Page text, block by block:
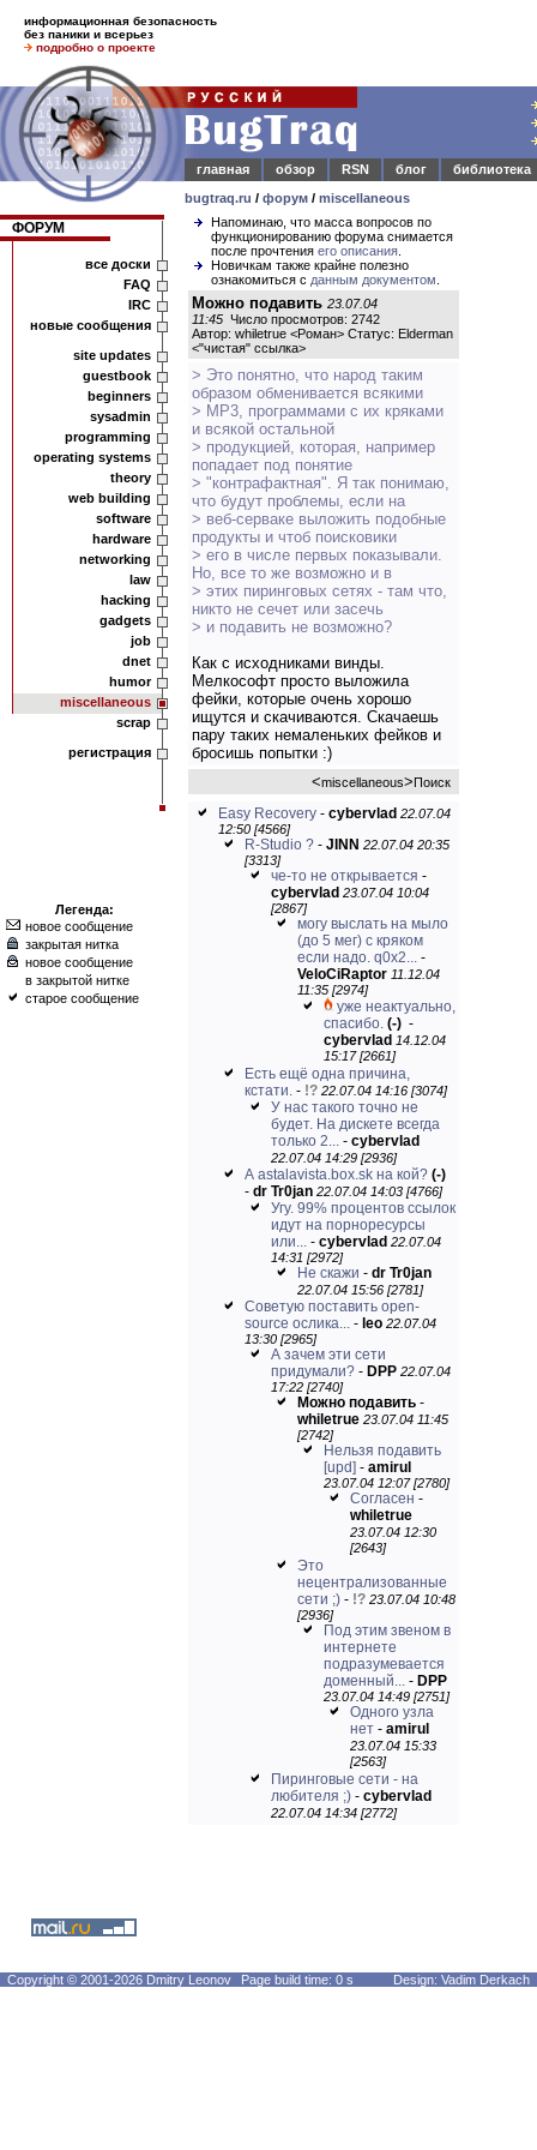
информационная безопасность
без паники и всерьез
подробно о проекте
главная обзор RSN блог
библиотека
bugtraq.ru / форум / miscellaneous
ФОРУМ
все доски
FAQ
IRC
новые сообщения
site updates
guestbook
beginners
sysadmin
programming
operating systems
theory
web building
software
hardware
networking
law
hacking
gadgets
job
dnet
humor
miscellaneous
scrap
регистрация
Легенда:
новое сообщение
закрытая нитка
новое сообщение
в закрытой нитке
старое сообщение
Напоминаю, что масса вопросов по
функционированию форума снимается
после прочтения его описания
Новичкам также крайне полезно
ознакомиться с данным документом
Можно подавить 23.07.04
11:45 Число просмотров: 2742
Автор: whiletrue <Роман> Статус: Elderman
<"чистая" ссылка>
> Это понятно, что народ таким
образом обменивается всякими
> MP3, программами с их кряками
и всякой остальной
> продукцией, которая, например
попадает под понятие
> "контрафактная". Я так понимаю,
что будут проблемы, если на
> веб-серваке выложить подобные
продукты и чтоб поисковики
> его в числе первых показывали.
Но, все то же возможно и в
> этих пиринговых сетях - там что,
никто не сечет или засечь
> и подавить не возможно?
Как с исходниками винды.
Мелкософт просто выложила
фейки, которые очень хорошо
ищутся и скачиваются. Скачаешь
пару таких немаленьких фейков и
бросишь попытки :)
<miscellaneous>Поиск
Easy Recovery - cybervlad 22.07.04
12:50 [4566]
R-Studio ? - JINN 22.07.04 20:35
[3313]
че-то не открывается -
cybervlad 23.07.04 10:04
[2867]
могу выслать на мыло
(до 5 мег) с кряком
если надо. q0x2... -
VeloCiRaptor 11.12.04
11:35 [2974]
уже неактуально,
спасибо. (-) -
cybervlad 14.12.04
15:17 [2661]
Есть ещё одна причина,
кстати. - !? 22.07.04 14:16 [3074]
У нас такого точно не
будет. На дискете всегда
только 2... - cybervlad
22.07.04 14:29 [2936]
А astalavista.box.sk на кой? (-)
- dr Tr0jan 22.07.04 14:03 [4766]
Угу. 99% процентов ссылок
идут на порноресурсы
или... - cybervlad 22.07.04
14:31 [2972]
Не скажи - dr Tr0jan
22.07.04 15:56 [2781]
Советую поставить open-
source ослика... - leo 22.07.04
13:30 [2965]
А зачем эти сети
придумали? - DPP 22.07.04
17:22 [2740]
Можно подавить -
whiletrue 23.07.04 11:45
[2742]
Нельзя подавить
[upd] - amirul
23.07.04 12:07 [2780]
Согласен -
whiletrue
23.07.04 12:30
[2643]
Это
нецентрализованные
сети ;) - !? 23.07.04 10:48
[2936]
Под этим звеном в
интернете
подразумевается
доменный... - DPP
23.07.04 14:49 [2751]
Одного узла
нет - amirul
23.07.04 15:33
[2563]
Пиринговые сети - на
любителя ;) - cybervlad
22.07.04 14:34 [2772]
Copyright © 2001-2026 Dmitry Leonov Page build time: 0 s Design: Vadim Derkach